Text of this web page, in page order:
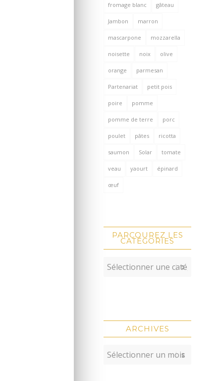
fromage blanc gâteau
Jambon marron
mascarpone mozzarella
noisette noix olive
orange parmesan
Partenariat petit pois
poire pomme
pomme de terre porc
poulet pâtes ricotta
saumon Solar tomate
veau yaourt épinard
œuf
PARCOUREZ LES
CATÉGORIES
ARCHIVES